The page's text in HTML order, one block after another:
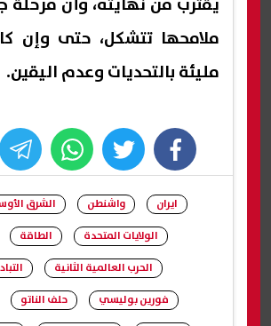
ملامحها تتشكل، حتى وإن
مليئة بالتحديات وعدم اليقين.
facebook
twitter
whats
ايران واشنطن الشرق
الولايات المتحدة
الطاقة
الحرب العالمية الثانية
فورين بوليسي
حلف الناتو